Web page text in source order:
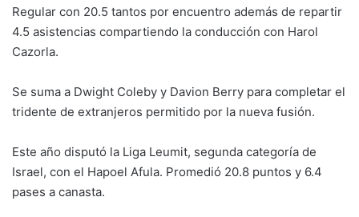
Regular con 20.5 tantos por encuentro además de repartir
4.5 asistencias compartiendo la conducción con Harol
Cazorla.
Se suma a Dwight Coleby y Davion Berry para completar el
tridente de extranjeros permitido por la nueva fusión.
Este año disputó la Liga Leumit, segunda categoría de
Israel, con el Hapoel Afula. Promedió 20.8 puntos y 6.4
pases a canasta.